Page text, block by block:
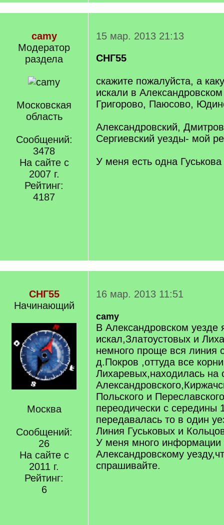
camy
Модератор
раздела
Московская
область
Сообщений:
3478
На сайте с
2007 г.
Рейтинг:
4187
15 мар. 2013 21:13
СНГ55
скажите пожалуйста, а
искали в
Григорово, Паюсово,
Александровский,
Сергиевский уезды- мой
У меня есть одна Гуськова
СНГ55
Начинающий
Москва
Сообщений:
26
На сайте с
2011 г.
Рейтинг:
6
16 мар. 2013 11:51
camy
В Александровском уезде
искал,Златоустовых и
немного проще вся линия
д.Покров ,оттуда все
Лихаревых,находилась на
Польского и
переодически с середины
передавалась то в один
Линия Гуськовых и
У меня много информации
Александровскому
спрашивайте.